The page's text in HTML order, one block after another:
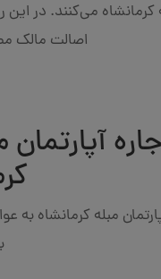
کرمانشاه می‌کنند. در
اصالت مالک
آپارتمان
مبله کرمانشاه به